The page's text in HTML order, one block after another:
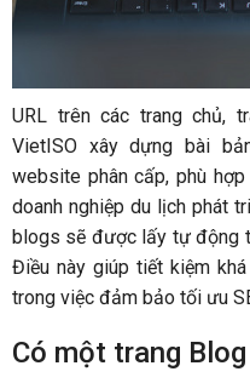
URL trên các trang chủ,
VietISO xây dựng bài
website phân cấp, phù
doanh nghiệp du lịch phát
blogs sẽ được lấy tự động
Điều này giúp tiết kiệm
trong việc đảm bảo tối ưu
Có một trang